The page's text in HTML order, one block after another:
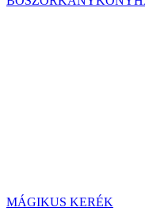
MÁGIKUS KERÉK